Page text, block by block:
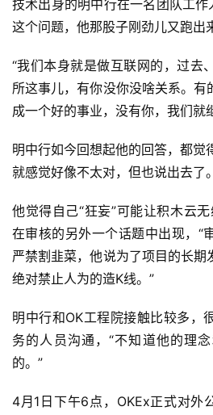
技术出身的明中行在一名团队工作
这个问题，他那股子刚劲儿又跑出
“我们本身就是做互联网的，过去
所这事儿，有你没你没啥关系。有
成一个好的事业，没有你，我们就
明中行如今回想起他的回答，都觉
就感觉好像不太对，但也说出去了
他觉得自己“狂妄”可能让积木云
在审核的另外一个话题中出现，“
严禁割韭菜，他说为了项目的长期
绝对禁止人为的造K线。”
明中行和OK工程院接触比较多，
务的人员沟通，“不知道他的理
的。”
4月1日下午6点，OKEx正式对外